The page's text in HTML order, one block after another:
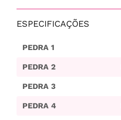
ESPECIFICAÇÕES
PEDRA 1
PEDRA 2
PEDRA 3
PEDRA 4